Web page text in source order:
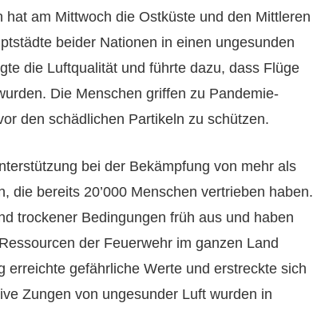
am Mittwoch die Ostküste und den Mittleren
beider Nationen in einen ungesunden
die Luftqualität und führte dazu, dass Flüge
Die Menschen griffen zu Pandemie-
den schädlichen Partikeln zu schützen.
bei der Bekämpfung von mehr als
die bereits 20’000 Menschen vertrieben haben.
trockener Bedingungen früh aus und haben
der Feuerwehr im ganzen Land
erreichte gefährliche Werte und erstreckte sich
Zungen von ungesunder Luft wurden in